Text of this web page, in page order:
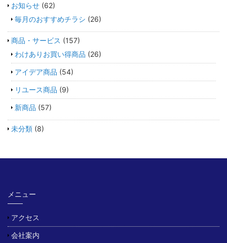
お知らせ (62)
毎月のおすすめチラシ (26)
商品・サービス (157)
わけありお買い得商品 (26)
アイデア商品 (54)
リユース商品 (9)
新商品 (57)
未分類 (8)
メニュー
アクセス
会社案内